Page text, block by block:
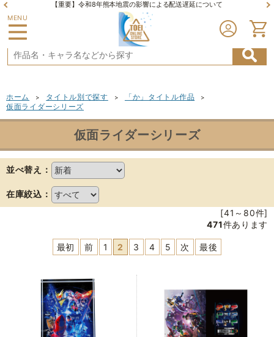
【重要】令和8年熊本地震の影響による配送遅延について
MENU
ホーム > タイトル別で探す > 「か」タイトル作品 >
仮面ライダーシリーズ
仮面ライダーシリーズ
並べ替え：
在庫絞込：
[41～80件]
471件あります
最初 前 1 2 3 4 5 次 最後